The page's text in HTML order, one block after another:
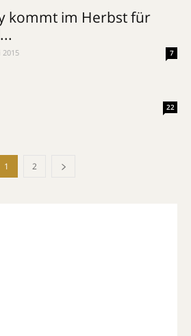
kommt im Herbst für
2015 7
22
1 2